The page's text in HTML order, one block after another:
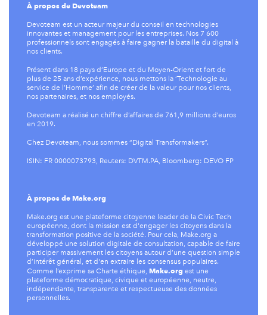
À propos de Devoteam
Devoteam est un acteur majeur du conseil en technologies
innovantes et management pour les entreprises. Nos 7 600
professionnels sont engagés à faire gagner la bataille du digital à
nos clients.
Présent dans 18 pays d’Europe et du Moyen-Orient et fort de
plus de 25 ans d’expérience, nous mettons la ‘Technologie au
service de l’Homme’ afin de créer de la valeur pour nos clients,
nos partenaires, et nos employés.
Devoteam a réalisé un chiffre d’affaires de 761,9 millions d’euros
en 2019.
Chez Devoteam, nous sommes “Digital Transformakers”.
ISIN: FR 0000073793, Reuters: DVTM.PA, Bloomberg: DEVO FP
À propos de Make.org
Make.org est une plateforme citoyenne leader de la Civic Tech
européenne, dont la mission est d'engager les citoyens dans la
transformation positive de la société. Pour cela, Make.org a
développé une solution digitale de consultation, capable de faire
participer massivement les citoyens autour d’une question simple
d’intérêt général, et d'en extraire les consensus populaires.
Comme l’exprime sa Charte éthique, Make.org est une
plateforme démocratique, civique et européenne, neutre,
indépendante, transparente et respectueuse des données
personnelles.